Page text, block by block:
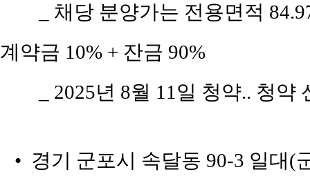
_ 채당 분양가는 전용면적
계약금 10% + 잔금 90%
_ 2025년 8월 11일 청약.. 청
• 경기 군포시 속달동 90-3 일대(